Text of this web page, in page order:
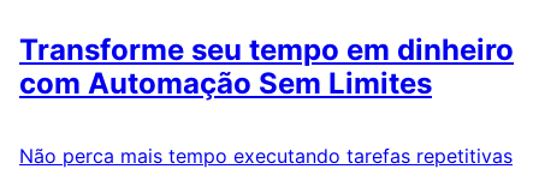
Transforme seu tempo em dinheiro
com Automação Sem Limites
Não perca mais tempo executando tarefas repetitivas